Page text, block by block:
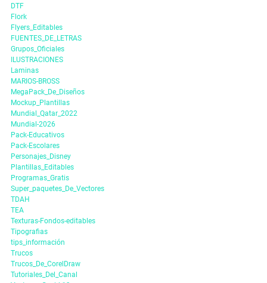
DTF
Flork
Flyers_Editables
FUENTES_DE_LETRAS
Grupos_Oficiales
ILUSTRACIONES
Laminas
MARIOS-BROSS
MegaPack_De_Diseños
Mockup_Plantillas
Mundial_Qatar_2022
Mundial-2026
Pack-Educativos
Pack-Escolares
Personajes_Disney
Plantillas_Editables
Programas_Gratis
Super_paquetes_De_Vectores
TDAH
TEA
Texturas-Fondos-editables
Tipografias
tips_información
Trucos
Trucos_De_CorelDraw
Tutoriales_Del_Canal